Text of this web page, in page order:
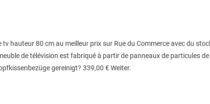
hauteur 80 cm au meilleur prix sur Rue du Commerce avec du
de télévision est fabriqué à partir de panneaux de particules
gereinigt? 339,00 € Weiter.